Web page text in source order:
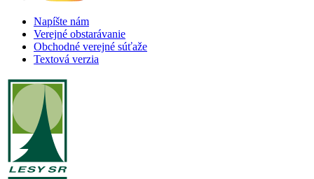
Napíšte nám
Verejné obstarávanie
Obchodné verejné súťaže
Textová verzia